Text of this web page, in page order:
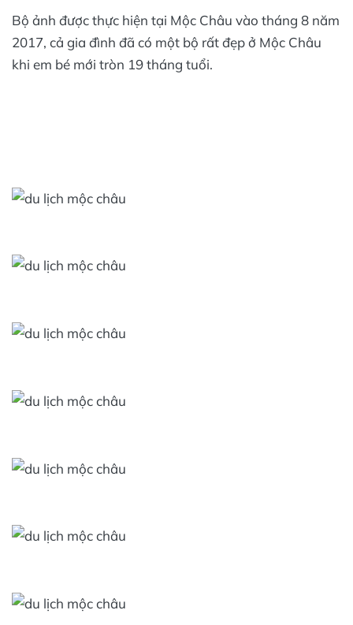
Bộ ảnh được thực hiện tại Mộc Châu vào tháng 8 năm
2017, cả gia đình đã có một bộ rất đẹp ở Mộc Châu
khi em bé mới tròn 19 tháng tuổi.